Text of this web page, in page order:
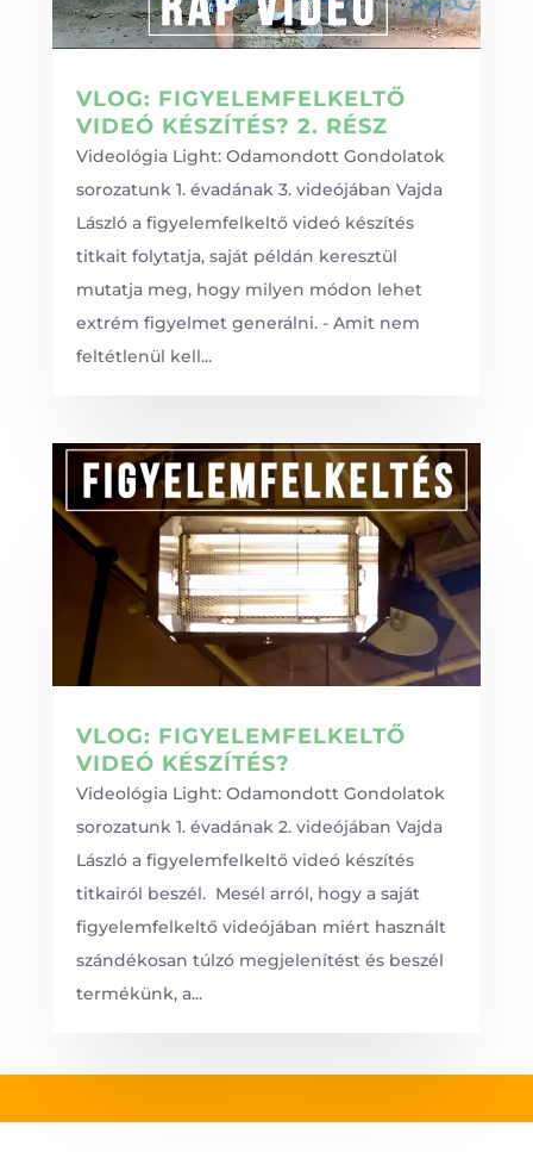
VLOG: FIGYELEMFELKELTŐ
VIDEÓ KÉSZÍTÉS? 2. RÉSZ
Videológia Light: Odamondott Gondolatok
sorozatunk 1. évadának 3. videójában Vajda
László a figyelemfelkeltő videó készítés
titkait folytatja, saját példán keresztül
mutatja meg, hogy milyen módon lehet
extrém figyelmet generálni. - Amit nem
feltétlenül kell...
VLOG: FIGYELEMFELKELTŐ
VIDEÓ KÉSZÍTÉS?
Videológia Light: Odamondott Gondolatok
sorozatunk 1. évadának 2. videójában Vajda
László a figyelemfelkeltő videó készítés
titkairól beszél. Mesél arról, hogy a saját
figyelemfelkeltő videójában miért használt
szándékosan túlzó megjelenítést és beszél
termékünk, a...